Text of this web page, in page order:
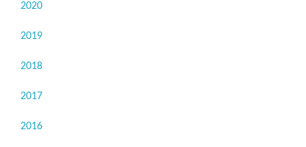
2020
2019
2018
2017
2016